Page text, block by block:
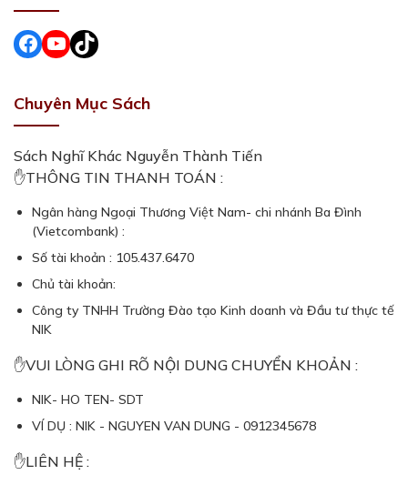
Facebook # #
Chuyên Mục Sách
Sách Nghĩ Khác Nguyễn Thành Tiến
✋THÔNG TIN THANH TOÁN :
Ngân hàng Ngoại Thương Việt Nam- chi nhánh Ba Đình
(Vietcombank) :
Số tài khoản : 105.437.6470
Chủ tài khoản:
Công ty TNHH Trường Đào tạo Kinh doanh và Đầu tư thực tế
NIK
✋VUI LÒNG GHI RÕ NỘI DUNG CHUYỂN KHOẢN :
NIK- HO TEN- SDT
VÍ DỤ : NIK - NGUYEN VAN DUNG - 0912345678
✋LIÊN HỆ :